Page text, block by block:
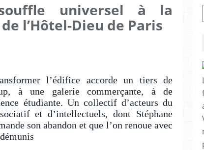
universel à la
l’Hôtel-Dieu de Paris
l’édifice accorde un tiers de
à une galerie commerçante, à de
étudiante. Un collectif d’acteurs du
et d’intellectuels, dont Stéphane
son abandon et que l’on renoue avec